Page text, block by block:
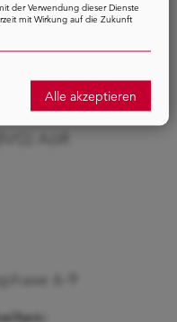
6-9
der Verwendung dieser Dienste
mit Wirkung auf die Zukunft
Alle akzeptieren